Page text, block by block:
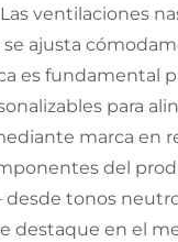
ventilaciones
ajusta
es fundamental
para
marca en
del
tonos
destaque en el